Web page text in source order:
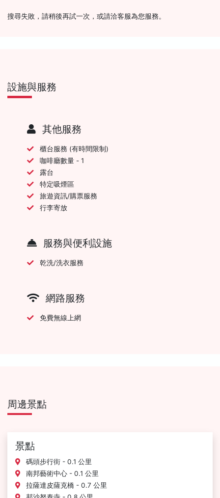
搜尋失敗，請稍後再試一次，或請洽客服為您服務。
設施與服務
其他服務
櫃台服務 (有時間限制)
咖啡廳數量 - 1
露台
特定吸煙區
旅遊資訊/購票服務
行李寄放
服務與便利設施
乾洗/洗衣服務
網路服務
免費無線上網
周邊景點
景點
碼頭步行街 - 0.1 公里
南邦藝術中心 - 0.1 公里
拉薩達皮薩克橋 - 0.7 公里